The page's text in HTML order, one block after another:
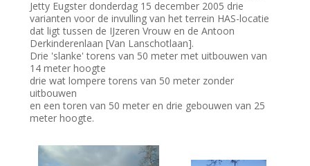
Jetty Eugster donderdag 15 december 2005 drie
varianten voor de invulling van het terrein HAS-locatie
dat ligt tussen de IJzeren Vrouw en de Antoon
Derkinderenlaan [Van Lanschotlaan].
Drie 'slanke' torens van 50 meter met uitbouwen van
14 meter hoogte
drie wat lompere torens van 50 meter zonder
uitbouwen
en een toren van 50 meter en drie gebouwen van 25
meter hoogte.